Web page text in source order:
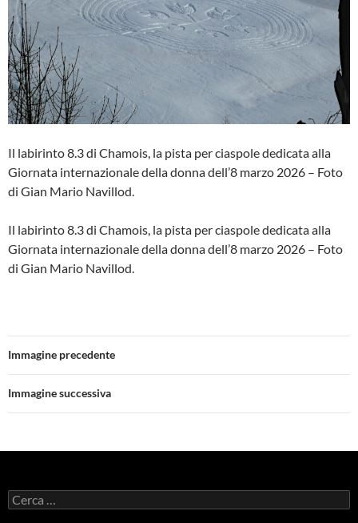
Il labirinto 8.3 di Chamois, la pista per ciaspole dedicata alla
Giornata internazionale della donna dell’8 marzo 2026 – Foto
di Gian Mario Navillod.
Il labirinto 8.3 di Chamois, la pista per ciaspole dedicata alla
Giornata internazionale della donna dell’8 marzo 2026 – Foto
di Gian Mario Navillod.
Immagine precedente
Immagine successiva
Ricerca
per: